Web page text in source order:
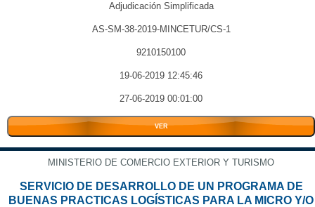
Adjudicación Simplificada
AS-SM-38-2019-MINCETUR/CS-1
9210150100
19-06-2019 12:45:46
27-06-2019 00:01:00
VER
MINISTERIO DE COMERCIO EXTERIOR Y TURISMO
SERVICIO DE DESARROLLO DE UN PROGRAMA DE
BUENAS PRACTICAS LOGÍSTICAS PARA LA MICRO Y/O